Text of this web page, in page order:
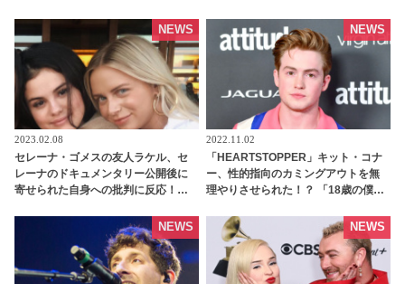
tvgroove
2023.02.08
セレーナ・ゴメスの友人ラケル、セ
レーナのドキュメンタリー公開後に
寄せられた自身への批判に反応！
NEWS
2022.11.02
「HEARTSTOPPER」キット・コナ
ー、性的指向のカミングアウトを無
理やりさせられた！？ 「18歳の僕に
ターで世間に物申す - tvgroove
NEWS
NEWS NEWS